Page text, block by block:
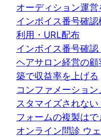
オーディション運
インボイス番号確
利用・URL配布
インボイス番号確
ヘアサロン経営の
築で収益率を上げる
コンファメーショ
スタマイズされない
フォームの複製はで
オンライン問診 ウ